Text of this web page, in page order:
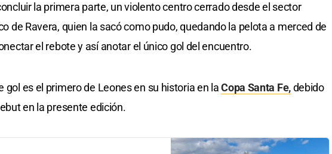
la primera parte, un violento centro cerrado desde el sector
de Ravera, quien la sacó como pudo, quedando la pelota a merced de
el rebote y así anotar el único gol del encuentro.
gol es el primero de Leones en su historia en laCopa Santa Fe,debido
en la presente edición.